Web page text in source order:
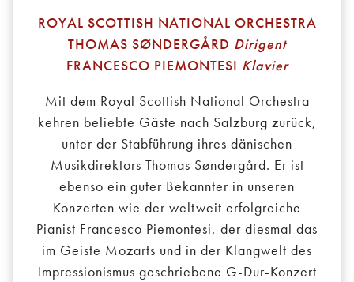
ROYAL SCOTTISH NATIONAL ORCHESTRA
THOMAS SØNDERGÅRD Dirigent
FRANCESCO PIEMONTESI Klavier
Mit dem Royal Scottish National Orchestra
kehren beliebte Gäste nach Salzburg zurück,
unter der Stabführung ihres dänischen
Musikdirektors Thomas Søndergård. Er ist
ebenso ein guter Bekannter in unseren
Konzerten wie der weltweit erfolgreiche
Pianist Francesco Piemontesi, der diesmal das
im Geiste Mozarts und in der Klangwelt des
Impressionismus geschriebene G-Dur-Konzert